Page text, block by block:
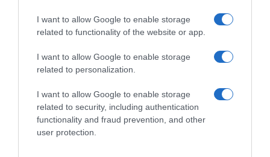
I want to allow Google to enable storage
related to functionality of the website or app.
I want to allow Google to enable storage
related to personalization.
I want to allow Google to enable storage
related to security, including authentication
functionality and fraud prevention, and other
user protection.